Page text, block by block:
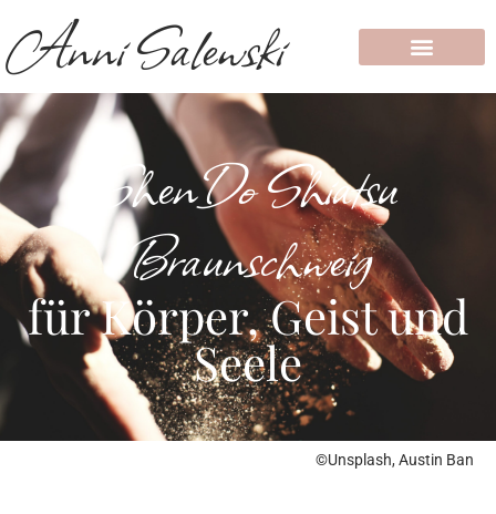
Anni Salewski
ShenDo Shiatsu
Braunschweig
für Körper, Geist und
Seele
©Unsplash, Austin Ban